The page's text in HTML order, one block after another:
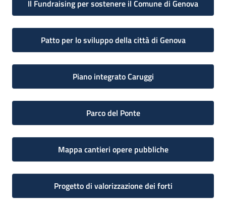
Il Fundraising per sostenere il Comune di Genova
Patto per lo sviluppo della città di Genova
Piano integrato Caruggi
Parco del Ponte
Mappa cantieri opere pubbliche
Progetto di valorizzazione dei forti